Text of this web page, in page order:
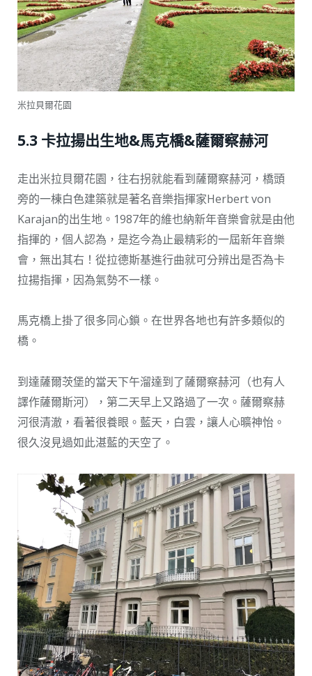
米拉貝爾花園
5.3 卡拉揚出生地&馬克橋&薩爾察赫河
走出米拉貝爾花園，往右拐就能看到薩爾察赫河，橋頭
旁的一棟白色建築就是著名音樂指揮家Herbert von
Karajan的出生地。1987年的維也納新年音樂會就是由他
指揮的，個人認為，是迄今為止最精彩的一屆新年音樂
會，無出其右！從拉德斯基進行曲就可分辨出是否為卡
拉揚指揮，因為氣勢不一樣。
馬克橋上掛了很多同心鎖。在世界各地也有許多類似的
橋。
到達薩爾茨堡的當天下午溜達到了薩爾察赫河（也有人
譯作薩爾斯河），第二天早上又路過了一次。薩爾察赫
河很清澈，看著很養眼。藍天，白雲，讓人心曠神怡。
很久沒見過如此湛藍的天空了。